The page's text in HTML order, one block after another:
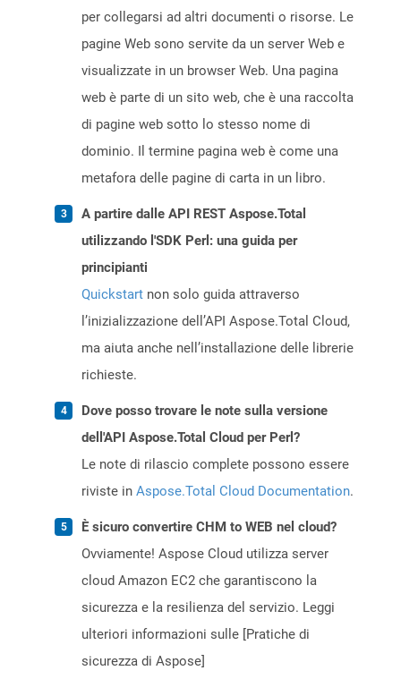
per collegarsi ad altri documenti o risorse. Le
pagine Web sono servite da un server Web e
visualizzate in un browser Web. Una pagina
web è parte di un sito web, che è una raccolta
di pagine web sotto lo stesso nome di
dominio. Il termine pagina web è come una
metafora delle pagine di carta in un libro.
A partire dalle API REST Aspose.Total
utilizzando l'SDK Perl: una guida per
principianti
Quickstart non solo guida attraverso
l’inizializzazione dell’API Aspose.Total Cloud,
ma aiuta anche nell’installazione delle librerie
richieste.
Dove posso trovare le note sulla versione
dell'API Aspose.Total Cloud per Perl?
Le note di rilascio complete possono essere
riviste in Aspose.Total Cloud Documentation.
È sicuro convertire CHM to WEB nel cloud?
Ovviamente! Aspose Cloud utilizza server
cloud Amazon EC2 che garantiscono la
sicurezza e la resilienza del servizio. Leggi
ulteriori informazioni sulle [Pratiche di
sicurezza di Aspose]